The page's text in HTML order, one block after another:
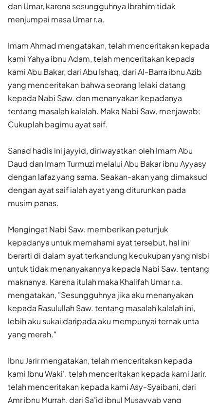
dan Umar, karena sesungguhnya Ibrahim tidak
menjumpai masa Umar r.a.
Imam Ahmad mengatakan, telah menceritakan kepada
kami Yahya ibnu Adam, telah menceritakan kepada
kami Abu Bakar, dari Abu Ishaq, dari Al-Barra ibnu Azib
yang menceritakan bahwa se­orang lelaki datang
kepada Nabi Saw. dan menanyakan kepadanya
tentang masalah kalalah. Maka Nabi Saw. menjawab:
Cukuplah bagimu ayat saif.
Sanad hadis ini jayyid, diriwayatkan oleh Imam Abu
Daud dan Imam Turmuzi melalui Abu Bakar ibnu Ayyasy
dengan lafaz yang sama. Seakan-akan yang dimaksud
dengan ayat saif ialah ayat yang diturun­kan pada
musim panas.
Mengingat Nabi Saw. memberikan petunjuk
kepadanya untuk memahami ayat tersebut, hal ini
berarti di dalam ayat terkandung ke­cukupan yang nisbi
untuk tidak menanyakannya kepada Nabi Saw. tentang
maknanya. Karena itulah maka Khalifah Umar r.a.
mengata­kan, "Sesungguhnya jika aku menanyakan
kepada Rasulullah Saw. tentang masalah kalalah ini,
lebih aku sukai daripada aku mempunyai ternak unta
yang merah."
Ibnu Jarir mengatakan, telah menceritakan kepada
kami Ibnu Waki'. telah menceritakan kepada kami Jarir.
telah menceritakan ke­pada kami Asy-Syaibani, dari
Amr ibnu Murrah, dari Sa'id ibnul Musayyab yang